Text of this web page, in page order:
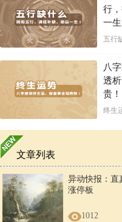
行
一生
五行
八
透
贵！
终生
文章列表
异动快报：直
涨停板
1012